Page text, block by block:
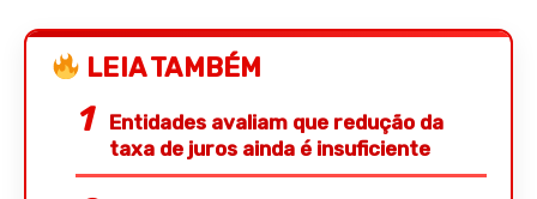
LEIA TAMBÉM
Entidades avaliam que redução da
taxa de juros ainda é insuficiente